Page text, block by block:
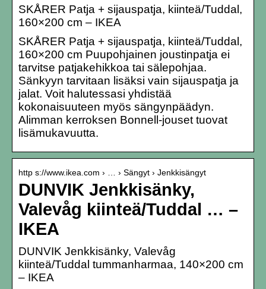
SKÅRER Patja + sijauspatja, kiinteä/Tuddal,
160×200 cm – IKEA
SKÅRER Patja + sijauspatja, kiinteä/Tuddal,
160×200 cm Puupohjainen joustinpatja ei
tarvitse patjakehikkoa tai sälepohjaa.
Sänkyyn tarvitaan lisäksi vain sijauspatja ja
jalat. Voit halutessasi yhdistää
kokonaisuuteen myös sängynpäädyn.
Alimman kerroksen Bonnell-jouset tuovat
lisämukavuutta.
http s://www.ikea.com › … › Sängyt › Jenkkisängyt
DUNVIK Jenkkisänky,
Valevåg kiinteä/Tuddal … –
IKEA
DUNVIK Jenkkisänky, Valevåg
kiinteä/Tuddal tummanharmaa, 140×200 cm
– IKEA